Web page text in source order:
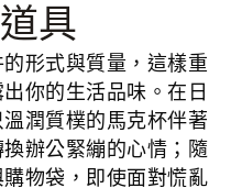
具
形式與質量，這樣重
你的生活品味。在日
潤質樸的馬克杯伴著
辦公緊繃的心情；隨
物袋，即使面對慌亂